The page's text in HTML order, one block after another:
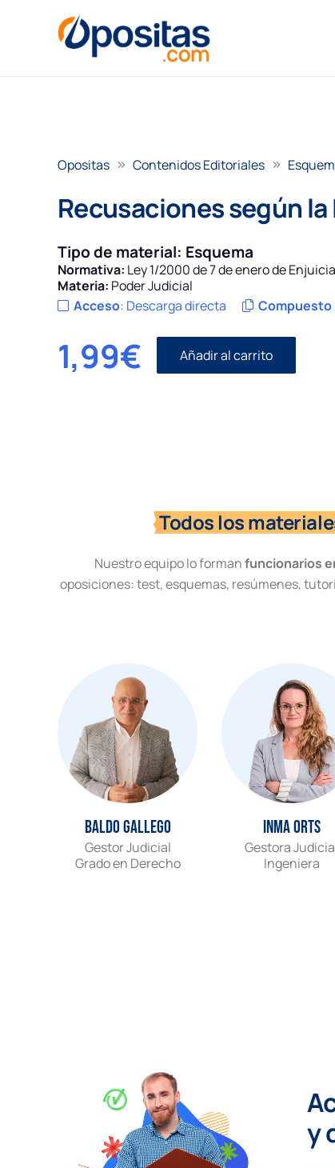
Opositas Contenidos Editoriales
Recusaciones según
Tipo de material: Esquema
Normativa: Ley 1/2000 de 7 de enero de
Materia: Poder Judicial
Acceso: Descarga directa Compuesto
1,99€
Recusaciones
según
Añadir al carrito
Todos los
Nuestro equipo lo formanfuncionarios
oposiciones: test, esquemas, resúmenes,
Baldo Gallego
Gestor Judicial
Grado en Derecho
Inma Orts
Gestora
Ingeniera
y